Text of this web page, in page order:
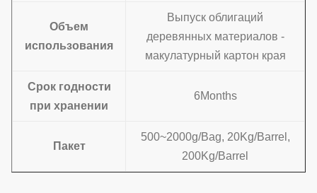
Объем
использования
Выпуск облигаций
деревянных материалов -
макулатурный картон края
Срок годности
при хранении
6Months
Пакет
500~2000g/Bag, 20Kg/Barrel,
200Kg/Barrel